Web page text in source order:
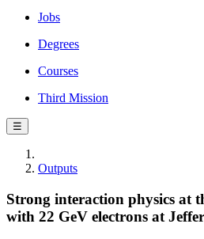
Jobs
Degrees
Courses
Third Mission
☰
Outputs
Strong interaction physics at
with 22 GeV electrons at